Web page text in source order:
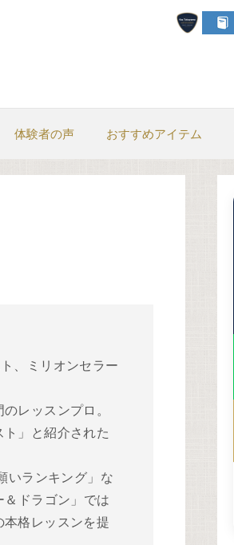
体験者の声 おすすめアイテム
、ミリオンセラー
レッスンプロ。
」と紹介された
いランキング」な
ドラゴン」では
格レッスンを提